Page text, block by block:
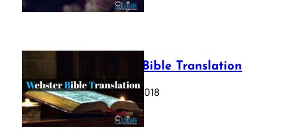
Webster Bible Translation
October 11, 2018